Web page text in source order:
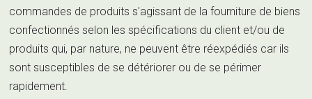
commandes de produits s'agissant de la fourniture de biens
confectionnés selon les spécifications du client et/ou de
produits qui, par nature, ne peuvent être réexpédiés car ils
sont susceptibles de se détériorer ou de se périmer
rapidement.